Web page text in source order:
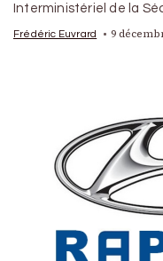
Interministériel de la
Frédéric Euvrard 9